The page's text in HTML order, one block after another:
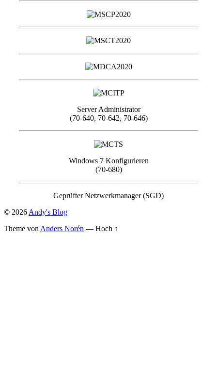
Server Administrator
(70-640, 70-642, 70-646)
Windows 7 Konfigurieren
(70-680)
Geprüfter Netzwerkmanager (SGD)
© 2026 Andy's Blog
Theme von Anders Norén — Hoch ↑